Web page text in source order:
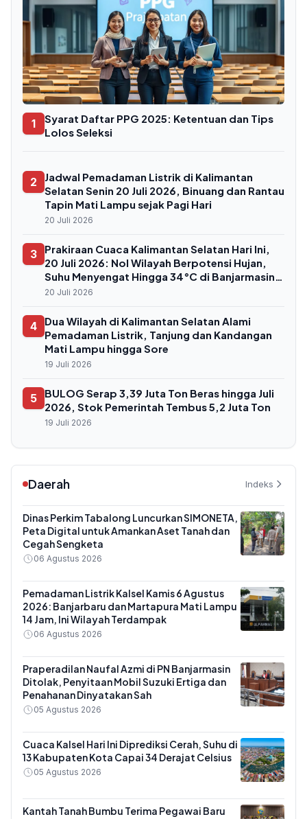
1
Syarat Daftar PPG 2025: Ketentuan dan Tips
Lolos Seleksi
2
Jadwal Pemadaman Listrik di Kalimantan
Selatan Senin 20 Juli 2026, Binuang dan Rantau
Tapin Mati Lampu sejak Pagi Hari
20 Juli 2026
3
Prakiraan Cuaca Kalimantan Selatan Hari Ini,
20 Juli 2026: Nol Wilayah Berpotensi Hujan,
Suhu Menyengat Hingga 34°C di Banjarmasin
dan Tabalong
20 Juli 2026
4
Dua Wilayah di Kalimantan Selatan Alami
Pemadaman Listrik, Tanjung dan Kandangan
Mati Lampu hingga Sore
19 Juli 2026
5
BULOG Serap 3,39 Juta Ton Beras hingga Juli
2026, Stok Pemerintah Tembus 5,2 Juta Ton
19 Juli 2026
Daerah Indeks
Dinas Perkim Tabalong Luncurkan SIMONETA,
Peta Digital untuk Amankan Aset Tanah dan
Cegah Sengketa
06 Agustus 2026
Pemadaman Listrik Kalsel Kamis 6 Agustus
2026: Banjarbaru dan Martapura Mati Lampu
14 Jam, Ini Wilayah Terdampak
06 Agustus 2026
Praperadilan Naufal Azmi di PN Banjarmasin
Ditolak, Penyitaan Mobil Suzuki Ertiga dan
Penahanan Dinyatakan Sah
05 Agustus 2026
Cuaca Kalsel Hari Ini Diprediksi Cerah, Suhu di
13 Kabupaten Kota Capai 34 Derajat Celsius
05 Agustus 2026
Kantah Tanah Bumbu Terima Pegawai Baru